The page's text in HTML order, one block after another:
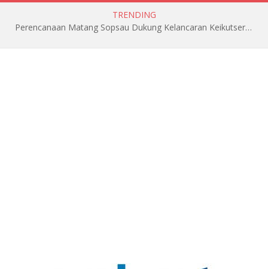
TRENDING
Perencanaan Matang Sopsau Dukung Kelancaran Keikutsertaan TNI AU di Pitch Black 2026